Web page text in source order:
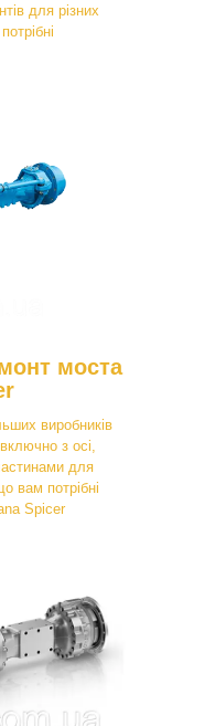
для різних
моста
виробників
з осі,
для
вам потрібні
Spicer